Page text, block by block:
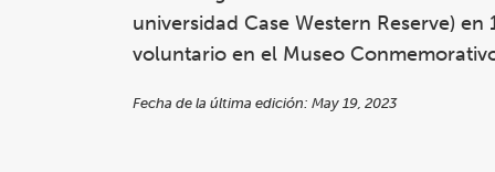
universidad Case Western Reserve)
voluntario en el Museo
Fecha de la última edición: May 19, 2023